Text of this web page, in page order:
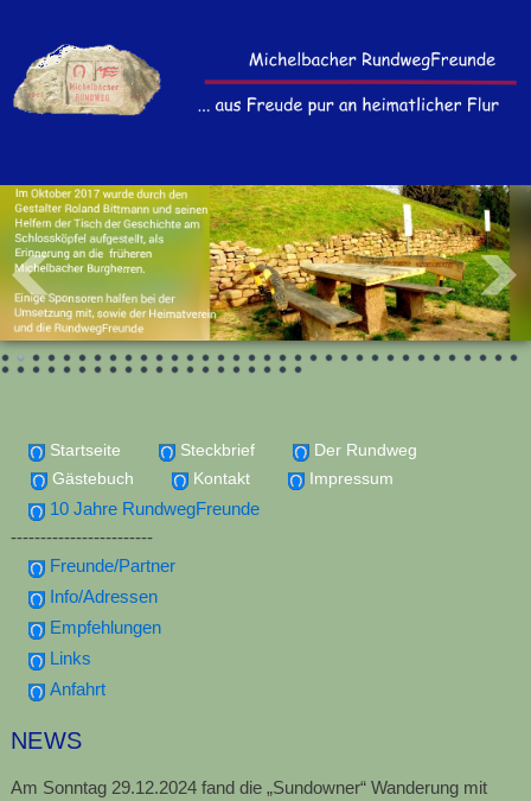
Startseite Steckbrief
Der Rundweg
Gästebuch
Kontakt Impressum
10 Jahre RundwegFreunde
------------------------
Freunde/Partner
Info/Adressen
Empfehlungen
Links
Anfahrt
NEWS
Am Sonntag 29.12.2024 fand die „Sundowner“ Wanderung mit